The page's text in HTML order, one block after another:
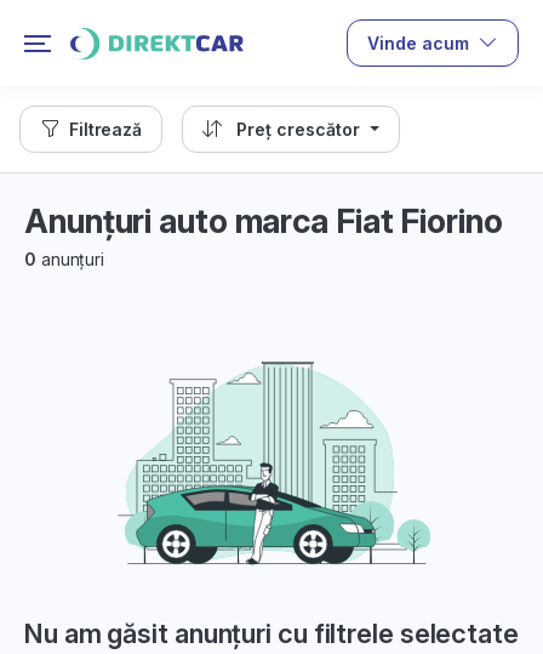
Vinde acum
Filtrează Preț crescător
Anunțuri auto marca Fiat Fiorino
0 anunțuri
Nu am găsit anunțuri cu filtrele selectate